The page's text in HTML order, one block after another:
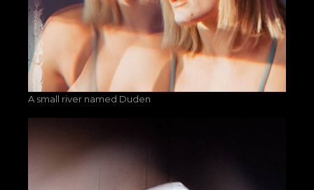
A small river named Duden